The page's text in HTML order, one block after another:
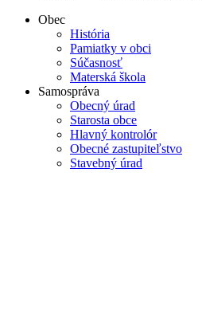
Obec
História
Pamiatky v obci
Súčasnosť
Materská škola
Samospráva
Obecný úrad
Starosta obce
Hlavný kontrolór
Obecné zastupiteľstvo
Stavebný úrad